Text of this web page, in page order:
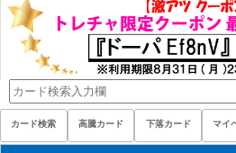
カード検索 高騰カード 下落カード マイ